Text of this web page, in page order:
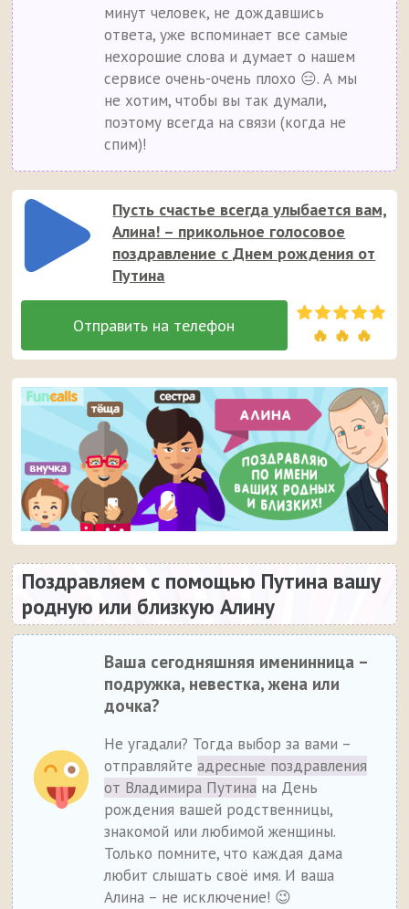
минут человек, не дождавшись
ответа, уже вспоминает все самые
нехорошие слова и думает о нашем
сервисе очень-очень плохо 😑. А мы
не хотим, чтобы вы так думали,
поэтому всегда на связи (когда не
спим)!
Пусть счастье всегда улыбается вам,
Алина! – прикольное голосовое
поздравление с Днем рождения от
Путина
🔥 🔥 🔥
Поздравляем с помощью Путина вашу
родную или близкую Алину
Ваша сегодняшняя именинница –
подружка, невестка, жена или
дочка?
Не угадали? Тогда выбор за вами –
отправляйтеадресные поздравления
от Владимира Путина на День
рождения вашей родственницы,
знакомой или любимой женщины.
Только помните, что каждая дама
любит слышать своё имя. И ваша
Алина – не исключение! 😉